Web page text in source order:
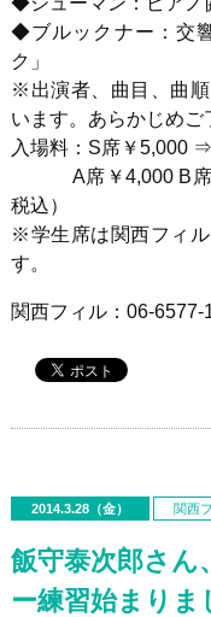
◆ブルックナー：交
ク」
※出演者、曲目、曲
います。あらかじめご
入場料：S席￥5,000
A席￥4,000 B席￥
税込）
※学生席は関西フィ
す。
関西フィル：06-6577-
2014.3.28（金） 関西
飯守泰次郎さん
ー練習始まりま